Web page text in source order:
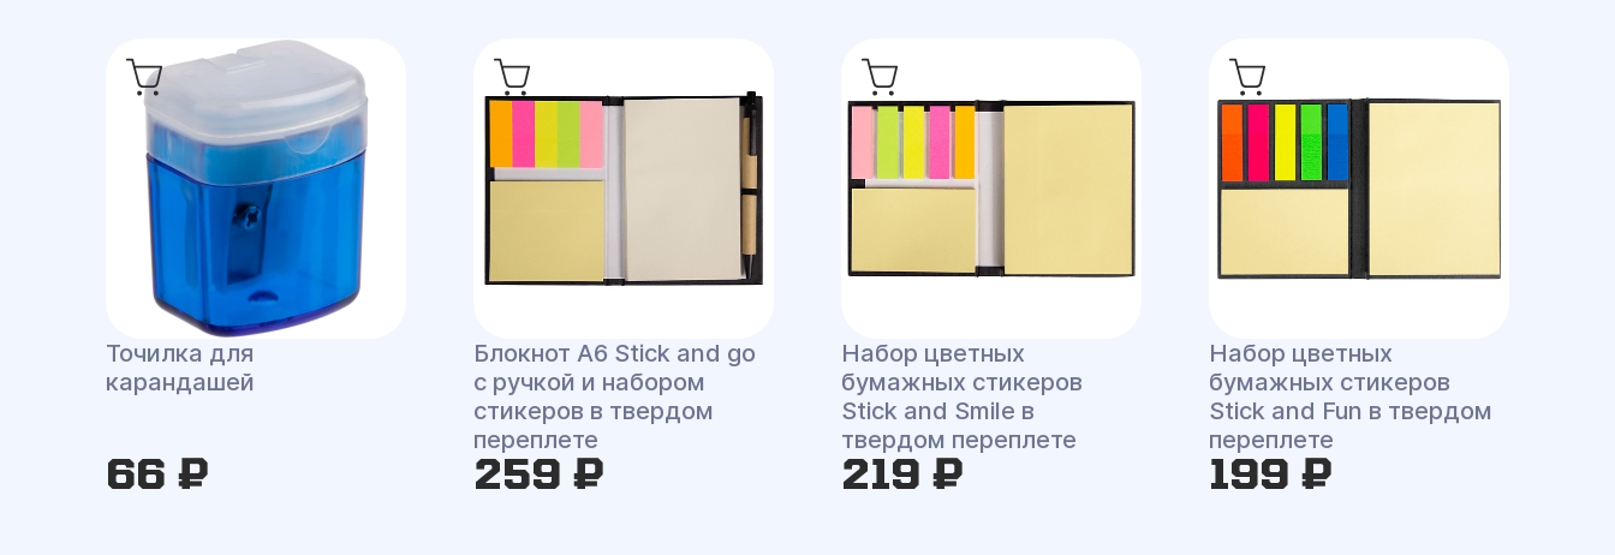
Точилка для
карандашей
66 ₽
Блокнот А6 Stick and go
с ручкой и набором
стикеров в твердом
переплете
259 ₽
Набор цветных
бумажных стикеров
Stick and Smile в
твердом переплете
219 ₽
Набор цветных
бумажных стикеров
Stick and Fun в твердом
переплете
199 ₽